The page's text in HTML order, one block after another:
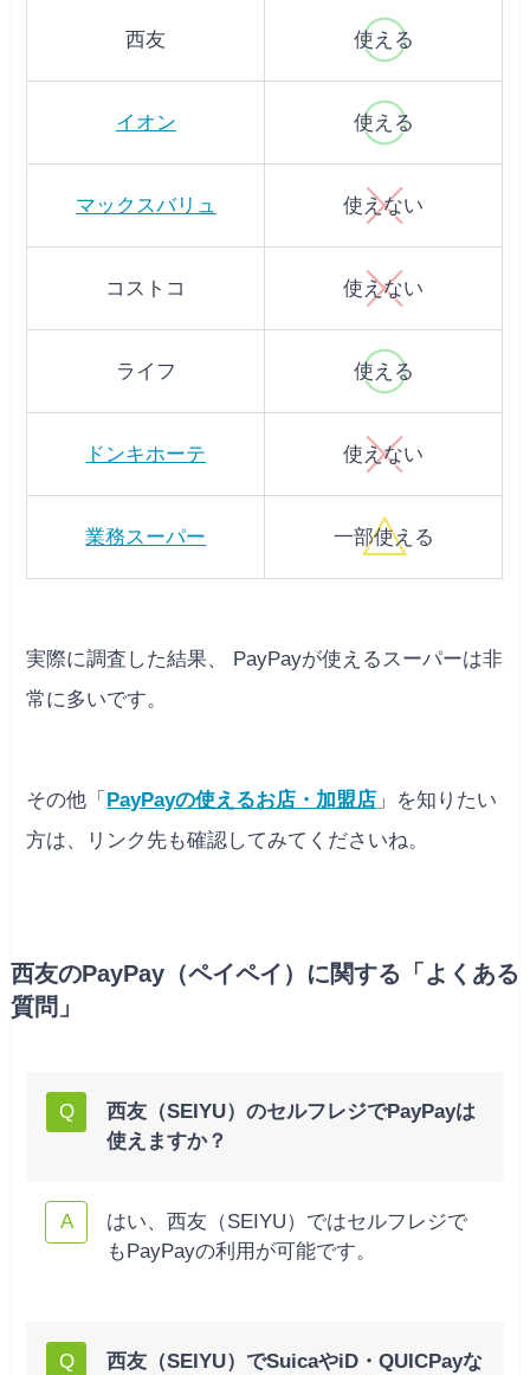
西友 使える
イオン 使える
マックスバリュ 使えない
コストコ 使えない
ライフ 使える
ドンキホーテ 使えない
業務スーパー 一部使える
実際に調査した結果、 PayPayが使えるスーパーは非
常に多いです。
その他「 PayPayの使えるお店・加盟店 」を知りたい
方は、リンク先も確認してみてくださいね。
西友のPayPay（ペイペイ）に関する「よくある
質問」
西友（SEIYU）のセルフレジでPayPayは
使えますか？
はい、西友（SEIYU）ではセルフレジで
もPayPayの利用が可能です。
西友（SEIYU）でSuicaやiD・QUICPayな